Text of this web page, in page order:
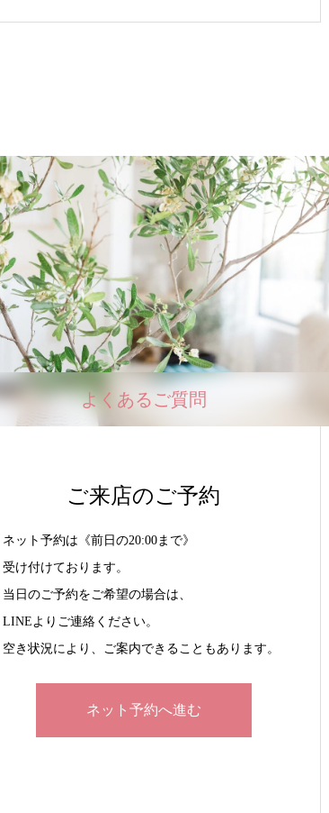
よくあるご質問
ご来店のご予約
ネット予約は《前日の20:00まで》
受け付けております。
当日のご予約をご希望の場合は、
LINEよりご連絡ください。
空き状況により、ご案内できることもあります。
ネット予約へ進む